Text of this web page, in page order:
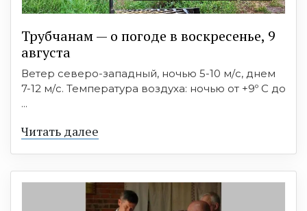
Трубчанам — о погоде в воскресенье, 9
августа
Ветер северо-западный, ночью 5-10 м/с, днем
7-12 м/с. Температура воздуха: ночью от +9º C до
...
Читать далее